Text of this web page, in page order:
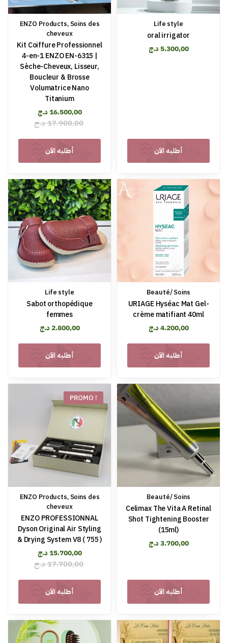
ENZO Products, Soins des
cheveux
Kit Coiffure Professionnel
4-en-1 ENZO EN-6315 |
Sèche-Cheveux, Lisseur,
Boucleur & Brosse
Volumatrice Nano
Titanium
16.500,00د.ج
17.900,00د.ج
أطلبه الآن
Life style
oral irrigator
5.300,00د.ج
أطلبه الآن
Life style
Sabot orthopédique
femmes
2.800,00 د.ج
أطلبه الآن
Beauté/ Soins
URIAGE Hyséac Mat Gel-
crème matifiant 40ml
4.200,00د.ج
أطلبه الآن
PROMO !
ENZO Products, Soins des
cheveux
ENZO PROFESSIONNAL
Dyson Original Air Styling
& Drying System V8 ( 755 )
15.700,00د.ج
17.700,00د.ج
أطلبه الآن
Beauté/ Soins
Celimax The Vita A Retinal
Shot Tightening Booster
(15ml)
3.700,00د.ج
أطلبه الآن